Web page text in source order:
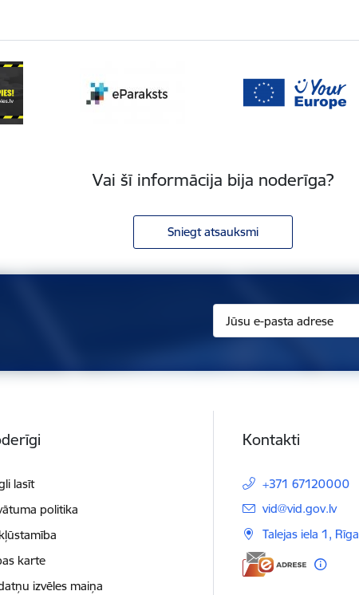
Vai šī informācija bija noderīga?
Sniegt atsauksmi
lasīt
politika
karte
izvēles maiņa
Kontakti
+371 67120000
E-pasts:
vid@vid.gov.lv
Talejas iela 1,